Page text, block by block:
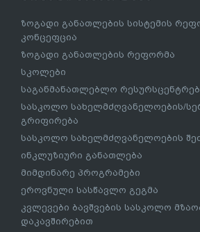
ზოგადი განათლების სისტემის
კონცეფცია
ზოგადი განათლების რეფორმა
სკოლები
საგანმანათლებლო
სასკოლო სახელმძღვანელოების/
გრიფირება
სასკოლო სახელმძღვანელოების
ინკლუზიური განათლება
მიმდინარე პროგრამები
ეროვნული სასწავლო გეგმა
კვლევები ბავშვების სასკოლო
დაკავშირებით